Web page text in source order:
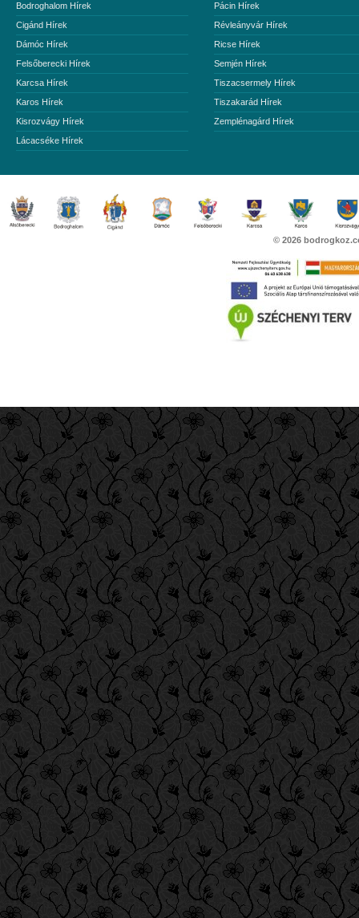
Bodroghalom Hírek
Cigánd Hírek
Dámóc Hírek
Felsőberecki Hírek
Karcsa Hírek
Karos Hírek
Kisrozvágy Hírek
Lácacséke Hírek
Pácin Hírek
Révleányvár Hírek
Ricse Hírek
Semjén Hírek
Tiszacsermely Hírek
Tiszakarád Hírek
Zemplénagárd Hírek
© 2026